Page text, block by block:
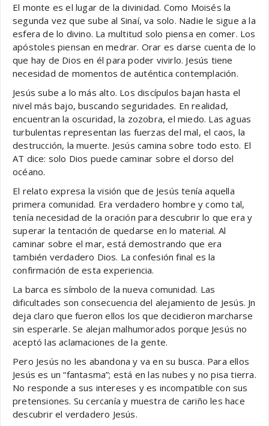
El monte es el lugar de la divinidad. Como Moisés la
segunda vez que sube al Sinaí, va solo. Nadie le sigue a la
esfera de lo divino. La multitud solo piensa en comer. Los
apóstoles piensan en medrar. Orar es darse cuenta de lo
que hay de Dios en él para poder vivirlo. Jesús tiene
necesidad de momentos de auténtica contemplación.
Jesús sube a lo más alto. Los discípulos bajan hasta el
nivel más bajo, buscando seguridades. En realidad,
encuentran la oscuridad, la zozobra, el miedo. Las aguas
turbulentas representan las fuerzas del mal, el caos, la
destrucción, la muerte. Jesús camina sobre todo esto. El
AT dice: solo Dios puede caminar sobre el dorso del
océano.
El relato expresa la visión que de Jesús tenía aquella
primera comunidad. Era verdadero hombre y como tal,
tenía necesidad de la oración para descubrir lo que era y
superar la tentación de quedarse en lo material. Al
caminar sobre el mar, está demostrando que era
también verdadero Dios. La confesión final es la
confirmación de esta experiencia.
La barca es símbolo de la nueva comunidad. Las
dificultades son consecuencia del alejamiento de Jesús. Jn
deja claro que fueron ellos los que decidieron marcharse
sin esperarle. Se alejan malhumorados porque Jesús no
aceptó las aclamaciones de la gente.
Pero Jesús no les abandona y va en su busca. Para ellos
Jesús es un “fantasma”; está en las nubes y no pisa tierra.
No responde a sus intereses y es incompatible con sus
pretensiones. Su cercanía y muestra de cariño les hace
descubrir el verdadero Jesús.